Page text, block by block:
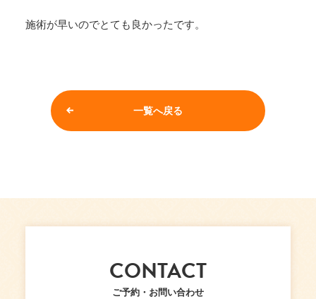
施術が早いのでとても良かったです。
一覧へ戻る
CONTACT
ご予約・お問い合わせ